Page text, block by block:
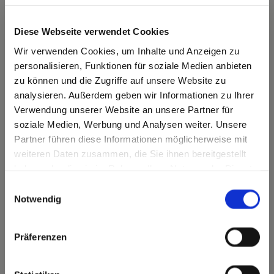
Diese Webseite verwendet Cookies
Wir verwenden Cookies, um Inhalte und Anzeigen zu
personalisieren, Funktionen für soziale Medien anbieten
zu können und die Zugriffe auf unsere Website zu
analysieren. Außerdem geben wir Informationen zu Ihrer
Verwendung unserer Website an unsere Partner für
soziale Medien, Werbung und Analysen weiter. Unsere
Partner führen diese Informationen möglicherweise mit
weiteren Daten zusammen, die Sie ihnen bereitgestellt
Notwendig
Präferenzen
benötigt:
Personalausweis
bei Ledigen: Geburtsurkunde
bei Verheirateten: Heiratsurkunde oder Buch
der Familie
Heiratsurkunde mit Scheidungsvermerk
bei Verwitweten: Heiratsurkunde und